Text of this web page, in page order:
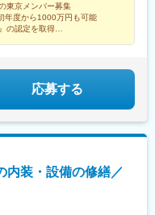
東京メンバー募集
年度から1000万円も可能
の認定を取得
応募する
内装・設備の修繕／